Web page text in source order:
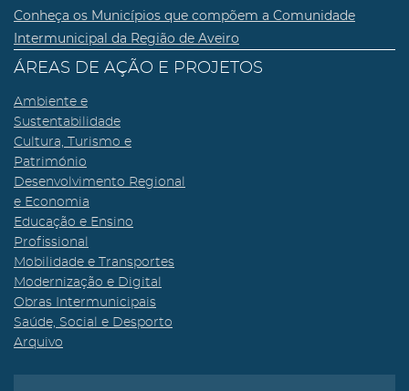
Conheça os Municípios que compõem a Comunidade
Intermunicipal da Região de Aveiro
ÁREAS DE AÇÃO E PROJETOS
Ambiente e
Sustentabilidade
Cultura, Turismo e
Património
Desenvolvimento Regional
e Economia
Educação e Ensino
Profissional
Mobilidade e Transportes
Modernização e Digital
Obras Intermunicipais
Saúde, Social e Desporto
Arquivo